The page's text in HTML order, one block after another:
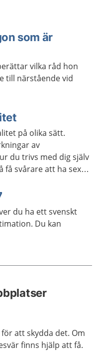
som är
vilka råd hon
till närstående vid
på olika sätt.
av
du trivs med dig själv
få svårare att ha sex
du ha ett svenskt
Du kan
att skydda det. Om
finns hjälp att få.